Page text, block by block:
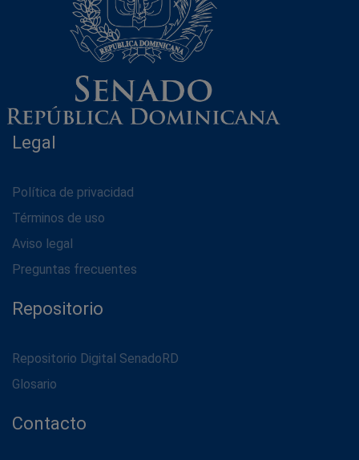
Legal
Política de privacidad
Términos de uso
Aviso legal
Preguntas frecuentes
Repositorio
Repositorio Digital SenadoRD
Glosario
Contacto